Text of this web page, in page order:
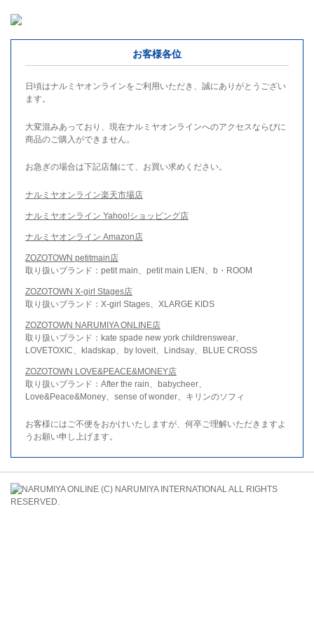
お客様各位
日頃はナルミヤオンラインをご利用いただき、誠にありがとうござい
ます。
大変混みあっており、現在ナルミヤオンラインへのアクセスならびに
商品のご購入ができません。
お急ぎの場合は下記店舗にて、お買い求めください。
ナルミヤオンライン楽天市場店
ナルミヤオンライン Yahoo!ショッピング店
ナルミヤオンライン Amazon店
ZOZOTOWN petitmain店
取り扱いブランド：petit main、petit main LIEN、b・ROOM
ZOZOTOWN X-girl Stages店
取り扱いブランド：X-girl Stages、XLARGE KIDS
ZOZOTOWN NARUMIYA ONLINE店
取り扱いブランド：kate spade new york childrenswear、
LOVETOXIC、kladskap、by loveit、Lindsay、BLUE CROSS
ZOZOTOWN LOVE&PEACE&MONEY店
取り扱いブランド：After the rain、babycheer、
Love&Peace&Money、sense of wonder、キリンのソフィ
お客様にはご不便をおかけいたしますが、何卒ご理解いただきますよ
うお願い申し上げます。